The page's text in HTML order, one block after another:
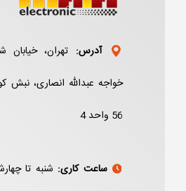
آدرس: تهران، خیابان
خواجه عبدالله انصاری، نبش
56 واحد 4
ساعت کاری: